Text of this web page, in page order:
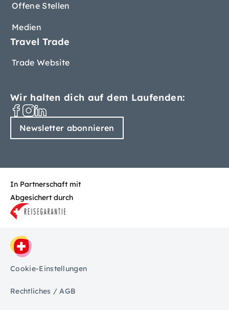
Offene Stellen
Medien
Travel Trade
Trade Website
Wir halten dich auf dem Laufenden:
Newsletter abonnieren
In Partnerschaft mit
Abgesichert durch
Cookie-Einstellungen
Rechtliches / AGB